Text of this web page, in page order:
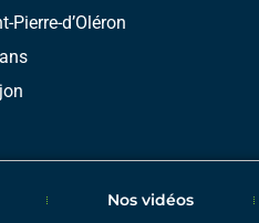
Pierre-d’Oléron
Nos vidéos